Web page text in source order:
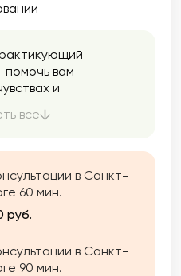
помочь вам
и
жизнью.
что позволяет мне
все
в Санкт-
60 мин.
руб.
в Санкт-
90 мин.